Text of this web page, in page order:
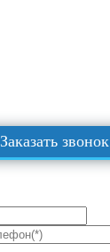
Заказать звонок